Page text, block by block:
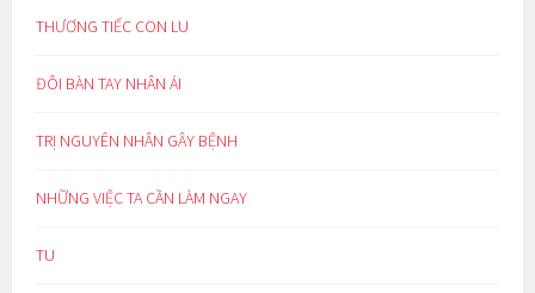
THƯƠNG TIẾC CON LU
ĐÔI BÀN TAY NHÂN ÁI
TRỊ NGUYÊN NHÂN GÂY BỆNH
NHỮNG VIỆC TA CẦN LÀM NGAY
TU